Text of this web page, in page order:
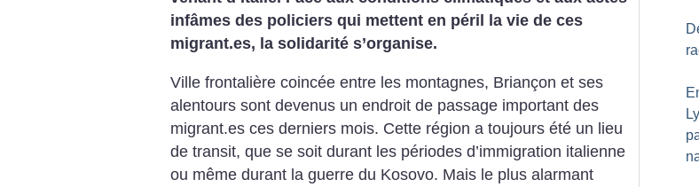
infâmes des policiers qui mettent en péril la vie de ces
migrant.es, la solidarité s’organise.
Ville frontalière coincée entre les montagnes, Briançon et ses
alentours sont devenus un endroit de passage important des
migrant.es ces derniers mois. Cette région a toujours été un lieu
de transit, que se soit durant les périodes d’immigration italienne
ou même durant la guerre du Kosovo. Mais le plus alarmant